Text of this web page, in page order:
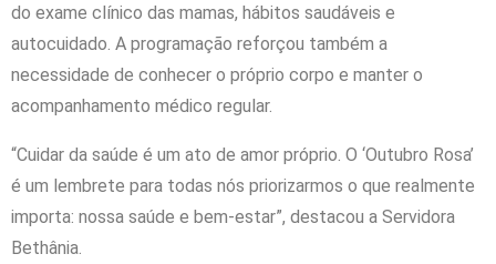
do exame clínico das mamas, hábitos saudáveis e
autocuidado. A programação reforçou também a
necessidade de conhecer o próprio corpo e manter o
acompanhamento médico regular.
“Cuidar da saúde é um ato de amor próprio. O ‘Outubro Rosa’
é um lembrete para todas nós priorizarmos o que realmente
importa: nossa saúde e bem-estar”, destacou a Servidora
Bethânia.